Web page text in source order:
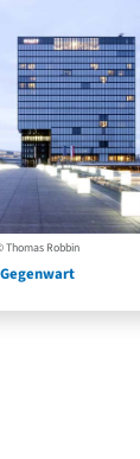
Thomas Robbin
Gegenwart